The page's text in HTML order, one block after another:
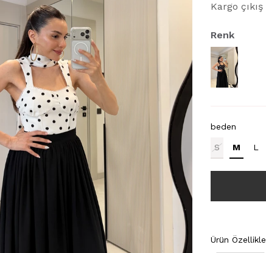
Kargo
Renk
beden
S M L
Ürün